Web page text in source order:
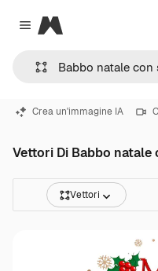
Close menu
Magnific
Crea un'immagine IA
Vettori